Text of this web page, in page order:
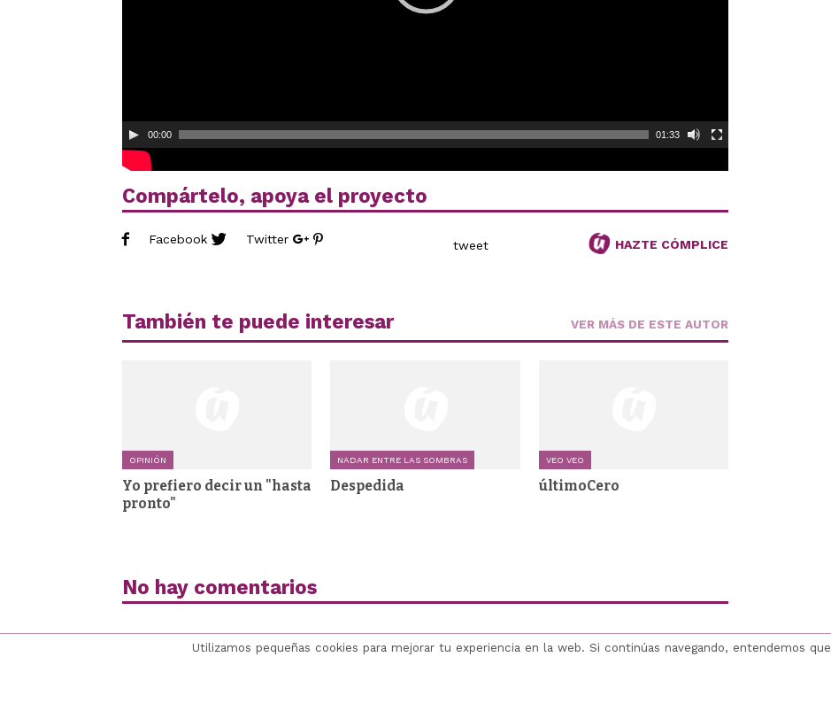
00:00 01:33
Compártelo, apoya el proyecto
Facebook Twitter tweet HAZTE CÓMPLICE
También te puede interesar VER MÁS DE ESTE AUTOR
OPINIÓN
Yo prefiero decir un "hasta
pronto"
NADAR ENTRE LAS SOMBRAS
Despedida
VEO VEO
últimoCero
No hay comentarios
Utilizamos pequeñas cookies para mejorar tu experiencia en la web. Si continúas navegando, entendemos que